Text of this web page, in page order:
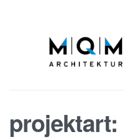
projektart: